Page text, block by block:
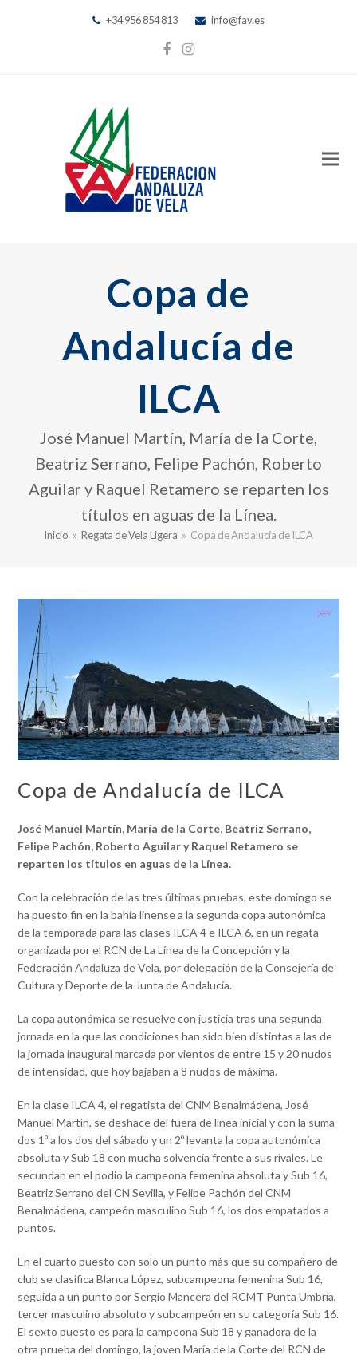
+34 956 854 813 info@fav.es
Facebook
Instagram
Copa de
Andalucía de
ILCA
José Manuel Martín, María de la Corte,
Beatriz Serrano, Felipe Pachón, Roberto
Aguilar y Raquel Retamero se reparten los
títulos en aguas de la Línea.
Inicio » Regata de Vela Ligera » Copa de Andalucía de ILCA
Copa de Andalucía de ILCA
José Manuel Martín, María de la Corte, Beatriz Serrano,
Felipe Pachón, Roberto Aguilar y Raquel Retamero se
reparten los títulos en aguas de la Línea.
Con la celebración de las tres últimas pruebas, este domingo se
ha puesto fin en la bahía linense a la segunda copa autonómica
de la temporada para las clases ILCA 4 e ILCA 6, en un regata
organizada por el RCN de La Línea de la Concepción y la
Federación Andaluza de Vela, por delegación de la Consejería de
Cultura y Deporte de la Junta de Andalucía.
La copa autonómica se resuelve con justicia tras una segunda
jornada en la que las condiciones han sido bien distintas a las de
la jornada inaugural marcada por vientos de entre 15 y 20 nudos
de intensidad, que hoy bajaban a 8 nudos de máxima.
En la clase ILCA 4, el regatista del CNM Benalmádena, José
Manuel Martín, se deshace del fuera de línea inicial y con la suma
dos 1º a los dos del sábado y un 2º levanta la copa autonómica
absoluta y Sub 18 con mucha solvencia frente a sus rivales. Le
secundan en el podio la campeona femenina absoluta y Sub 16,
Beatriz Serrano del CN Sevilla, y Felipe Pachón del CNM
Benalmádena, campeón masculino Sub 16, los dos empatados a
puntos.
En el cuarto puesto con solo un punto más que su compañero de
club se clasifica Blanca López, subcampeona femenina Sub 16,
seguida a un punto por Sergio Mancera del RCMT Punta Umbría,
tercer masculino absoluto y subcampeón en su categoría Sub 16.
El sexto puesto es para la campeona Sub 18 y ganadora de la
otra prueba del domingo, la joven María de la Corte del RCN de